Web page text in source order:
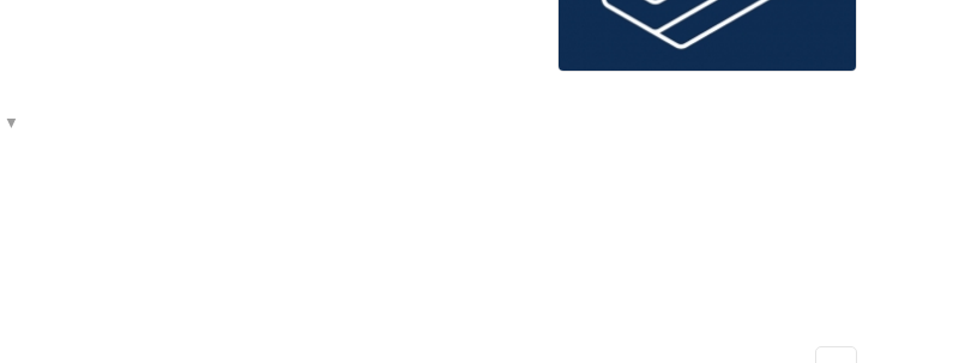
▼